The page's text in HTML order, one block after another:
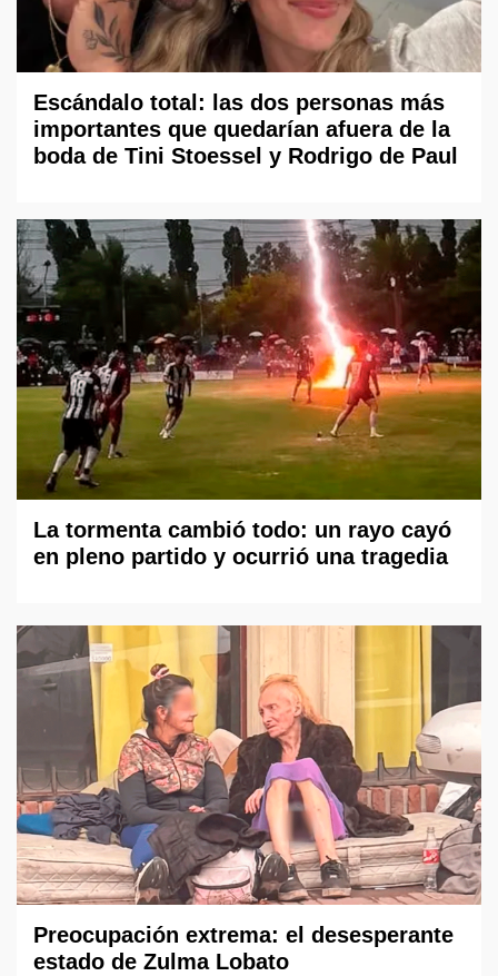
Escándalo total: las dos personas más
importantes que quedarían afuera de la
boda de Tini Stoessel y Rodrigo de Paul
La tormenta cambió todo: un rayo cayó
en pleno partido y ocurrió una tragedia
Preocupación extrema: el desesperante
estado de Zulma Lobato